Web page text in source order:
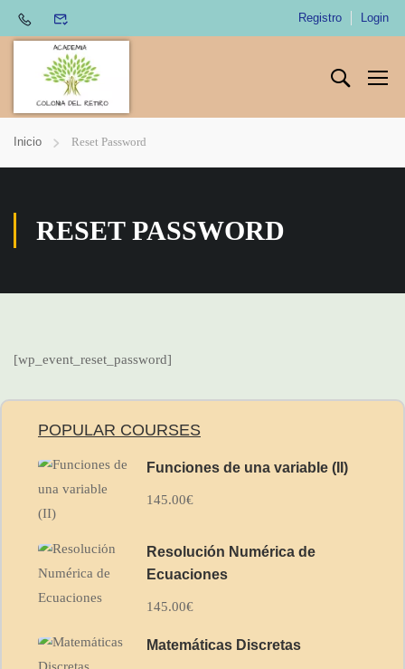
Registro Login
Inicio Reset Password
RESET PASSWORD
[wp_event_reset_password]
POPULAR COURSES
Funciones de una variable (II)
145.00€
Resolución Numérica de
Ecuaciones
145.00€
Matemáticas Discretas